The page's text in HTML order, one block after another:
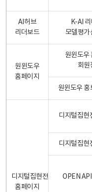
AI허브
리더보드
K-AI
모델평가
원윈도우
홈페이지
원윈도우
회원
원윈도우
디지털집현전
홈페이지
디지털집현
디지털집현
OPEN